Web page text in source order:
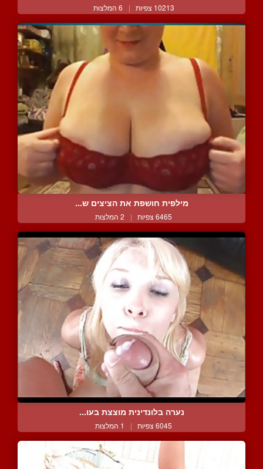
10213 צפיות | 6 המלצות
מילפית חושפת את הציצים ש...
6465 צפיות | 2 המלצות
נערה בלונדינית מוצצת בעו...
6045 צפיות | 1 המלצות